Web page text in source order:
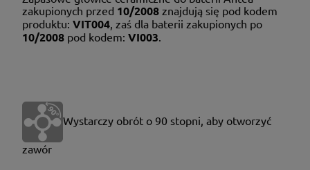
zakupionych przed 10/2008 znajdują się pod kodem
produktu: VIT004, zaś dla baterii zakupionych po
10/2008 pod kodem: VI003.
Wystarczy obrót o 90 stopni, aby otworzyć
zawór